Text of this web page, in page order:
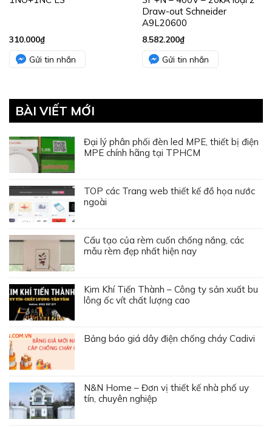
310.000₫
Gửi tin nhắn
Draw-out Schneider
A9L20600
8.582.200₫
Gửi tin nhắn
BÀI VIẾT MỚI
Đại lý phân phối đèn led MPE, thiết bị điện
MPE chính hãng tại TPHCM
TOP các Trang web thiết kế đồ họa nước
ngoài
Cấu tạo của rèm cuốn chống nắng, các
mẫu rèm đẹp nhất hiện nay
Kim Khí Tiến Thành – Công ty sản xuất bu
lông ốc vít chất lượng cao
Bảng báo giá dây điện chống cháy Cadivi
N&N Home – Đơn vị thiết kế nhà phố uy
tín, chuyên nghiệp